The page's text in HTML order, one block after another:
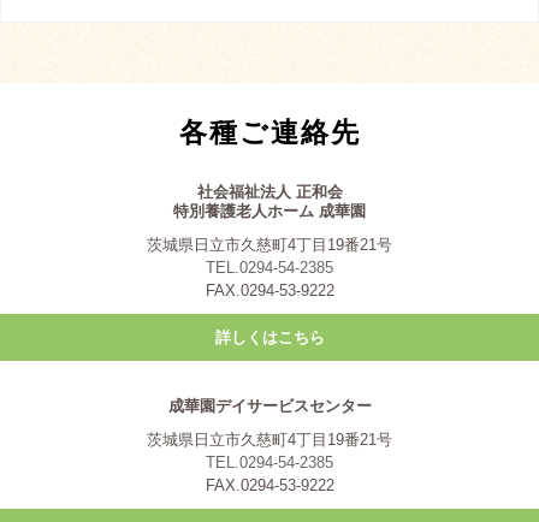
各種ご連絡先
社会福祉法人 正和会
特別養護老人ホーム 成華園
茨城県日立市久慈町4丁目19番21号
TEL.0294-54-2385
FAX.0294-53-9222
詳しくはこちら
成華園デイサービスセンター
茨城県日立市久慈町4丁目19番21号
TEL.0294-54-2385
FAX.0294-53-9222